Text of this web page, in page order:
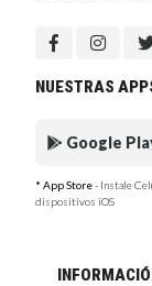
NUESTRAS
Google
* App Store- Instale
dispositivos iOS